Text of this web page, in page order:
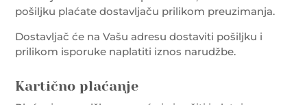
pošiljku plaćate dostavljaču prilikom preuzimanja.
Dostavljač će na Vašu adresu dostaviti pošiljku i
prilikom isporuke naplatiti iznos narudžbe.
Kartično plaćanje